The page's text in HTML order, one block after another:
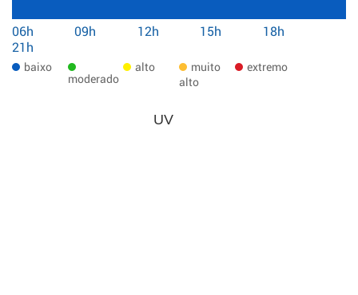
06h 09h 12h 15h
18h
21h
baixo
moderado
alto
muito
alto
extremo
UV